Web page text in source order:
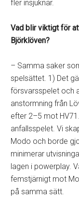
fler insjuknar.
Vad blir viktigt för
Björklöven?
– Samma saker
spelsättet. 1) Det
försvarsspelet och
anstormning från
efter 2–5 mot
anfallsspelet. Vi
Modo och borde
minimerar
lagen i powerplay.
femstjärnigt mot
på samma sätt.